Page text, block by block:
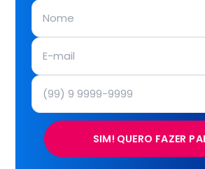
SIM! QUERO FAZER